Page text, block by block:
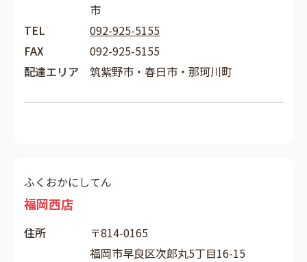
市
TEL
092-925-5155
FAX
092-925-5155
配達エリア
筑紫野市・春日市・那珂川町
ふくおかにしてん
福岡西店
住所
〒814-0165
福岡市早良区次郎丸5丁目16-15